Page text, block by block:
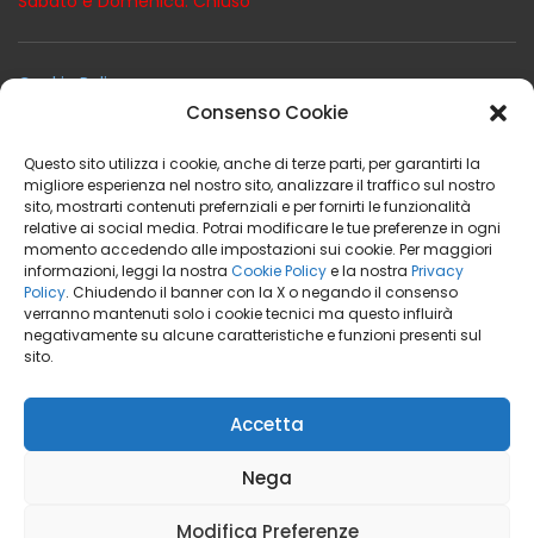
Consenso Cookie
Questo sito utilizza i cookie, anche di terze parti, per garantirti la
migliore esperienza nel nostro sito, analizzare il traffico sul nostro
sito, mostrarti contenuti prefernziali e per fornirti le funzionalità
relative ai social media. Potrai modificare le tue preferenze in ogni
momento accedendo alle impostazioni sui cookie. Per maggiori
informazioni, leggi la nostra Cookie Policye la nostra Privacy
Policy. Chiudendo il banner con la X o negando il consenso
verranno mantenuti solo i cookie tecnici ma questo influirà
negativamente su alcune caratteristiche e funzioni presenti sul
sito.
Accetta
Nega
Modifica Preferenze
Cookie Policy
Condizioni Generali di Noleggio
Facebook Instagram Youtube
marchio diCREA IL VERDE SRL
P.IVA 03762710162
Tutti I Diritti Sono Riservati
Copyright © 2025